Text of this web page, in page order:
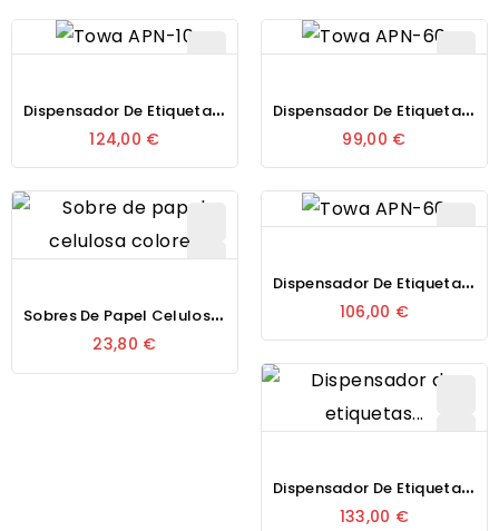
D
Ispensador De Etiquetas Manual Towa APN-10
124,00 €
D
Ispensador De Etiquetas Manual Towa APN-30
99,00 €
S
Obres De Papel Celulosa - Diferentes Colores
23,80 €
D
Ispensador De Etiquetas Manual Towa APN-60
106,00 €
D
Ispensador De Etiquetas Manual Towa APF-60
133,00 €